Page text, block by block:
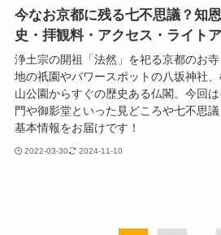
今なお京都に残る七不思議？知
史・拝観料・アクセス・ライト
浄土宗の開祖「法然」を祀る京都のお
地の祇園やパワースポットの八坂神社
山公園からすぐの歴史ある仏閣。今回
門や御影堂といった見どころや七不思
基本情報をお届けです！
2022-03-30 2024-11-10